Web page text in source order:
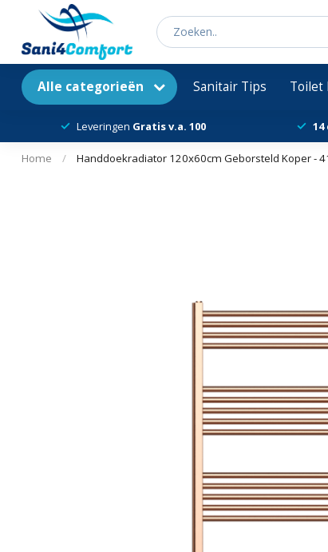
Alle categorieën Sanitair Tips Toilet
Leveringen Gratis v.a. 100 14
Home / Handdoekradiator 120x60cm Geborsteld Koper -